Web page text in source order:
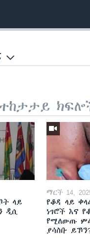
ላይ
ዲሲ
ማርች 14,
የቆዳ ላይ
ነገሮች እና
የሚለውጡ
ያሳስቡ